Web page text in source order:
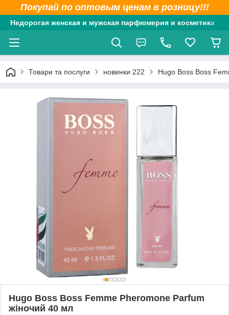
Покупай по оптовым ценам в розницу!!!
Недорогая женская и мужская парфюмерия и косметика
Товари та послуги новинки 222 Hugo Boss Boss
Hugo Boss Boss Femme Pheromone Parfum
жіночий 40 мл